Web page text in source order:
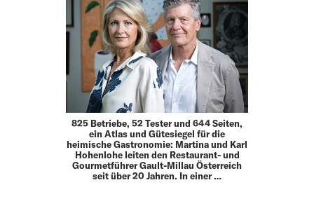
825 Betriebe, 52 Tester und 644 Seiten,
ein Atlas und Gütesiegel für die
heimische Gastronomie: Martina und Karl
Hohenlohe leiten den Restaurant- und
Gourmet­führer Gault-Millau Österreich
seit über 20 Jahren. In einer …